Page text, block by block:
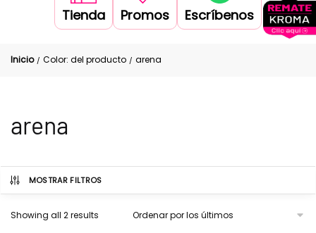
Tienda Promos Escríbenos
Inicio / Color: del producto / arena
arena
MOSTRAR FILTROS
Showing all 2 results